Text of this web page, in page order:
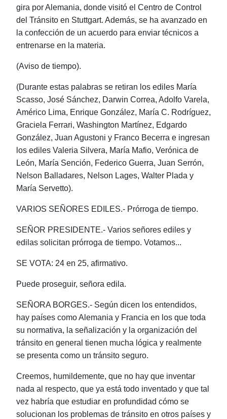
gira por Alemania, donde visitó el Centro de Control
del Tránsito en Stuttgart. Además, se ha avanzado en
la confección de un acuerdo para enviar técnicos a
entrenarse en la materia.
(Aviso de tiempo).
(Durante estas palabras se retiran los ediles María
Scasso, José Sánchez, Darwin Correa, Adolfo Varela,
Américo Lima, Enrique González, María C. Rodríguez,
Graciela Ferrari, Washington Martínez, Edgardo
González, Juan Agustoni y Franco Becerra e ingresan
los ediles Valeria Silvera, María Mafio, Verónica de
León, María Sención, Federico Guerra, Juan Serrón,
Nelson Balladares, Nelson Lages, Walter Plada y
María Servetto).
VARIOS SEÑORES EDILES.- Prórroga de tiempo.
SEÑOR PRESIDENTE.- Varios señores ediles y
edilas solicitan prórroga de tiempo. Votamos...
SE VOTA: 24 en 25, afirmativo.
Puede proseguir, señora edila.
SEÑORA BORGES.- Según dicen los entendidos,
hay países como Alemania y Francia en los que toda
su normativa, la señalización y la organización del
tránsito en general tienen mucha lógica y realmente
se presenta como un tránsito seguro.
Creemos, humildemente, que no hay que inventar
nada al respecto, que ya está todo inventado y que tal
vez habría que estudiar en profundidad cómo se
solucionan los problemas de tránsito en otros países y